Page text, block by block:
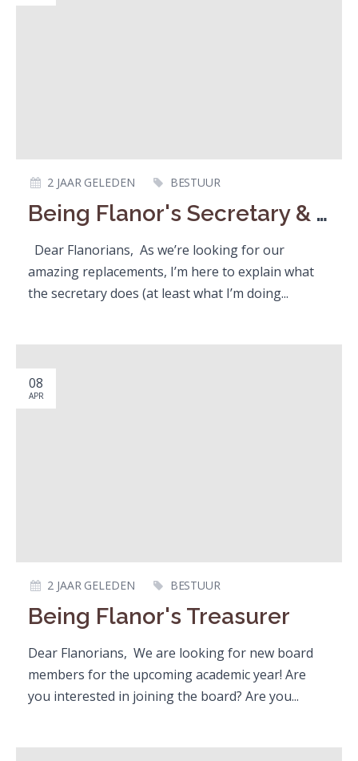
Being Flanor's Secretary & Vice-Chair
2 JAAR GELEDEN BESTUUR
Dear Flanorians, As we’re looking for our
amazing replacements, I’m here to explain what
the secretary does (at least what I’m doing...
08
APR
Being Flanor's Treasurer
2 JAAR GELEDEN BESTUUR
Dear Flanorians, We are looking for new board
members for the upcoming academic year! Are
you interested in joining the board? Are you...